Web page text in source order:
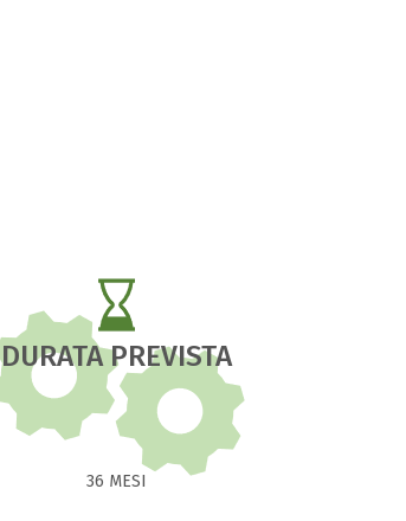
DURATA PREVISTA
36 MESI